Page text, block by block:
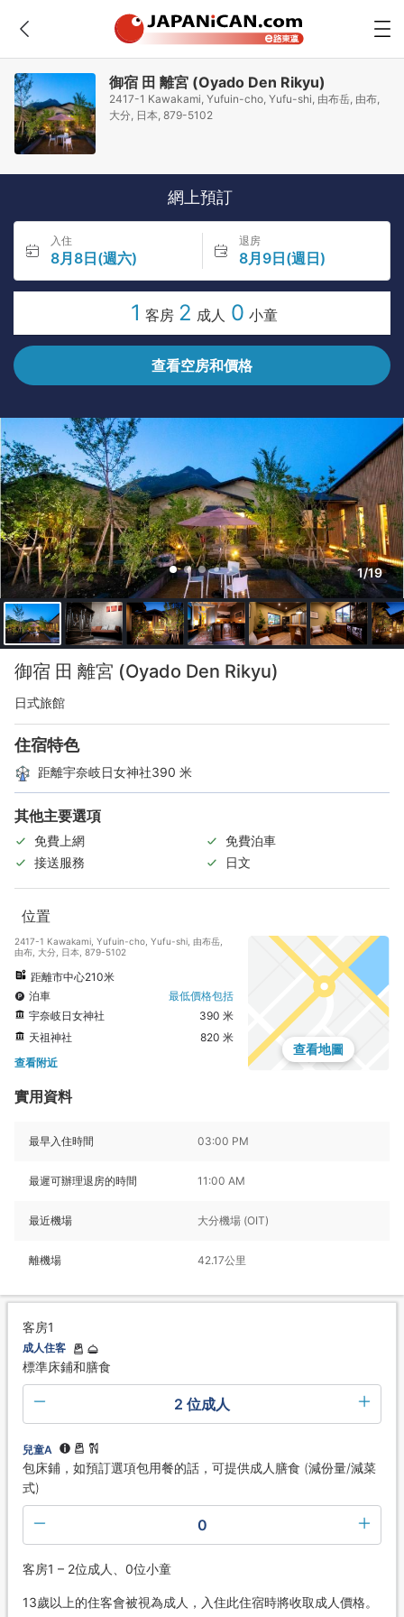
御宿 田 離宮 (Oyado Den Rikyu)
2417-1 Kawakami, Yufuin-cho, Yufu-shi, 由布岳, 由布,
大分, 日本, 879-5102
網上預訂
入住
8月8日(週六)
退房
8月9日(週日)
1 客房 2 成人 0 小童
查看空房和價格
1/19
御宿 田 離宮 (Oyado Den Rikyu)
日式旅館
住宿特色
距離宇奈岐日女神社390 米
其他主要選項
免費上網
免費泊車
接送服務
日文
位置
2417-1 Kawakami, Yufuin-cho, Yufu-shi, 由布岳,
由布, 大分, 日本, 879-5102
距離市中心210米
泊車
最低價格包括
宇奈岐日女神社
390 米
天祖神社
820 米
查看附近
查看地圖
實用資料
最早入住時間 03:00 PM
最遲可辦理退房的時間 11:00 AM
最近機場 大分機場 (OIT)
離機場 42.17公里
客房1
成人住客
標準床鋪和膳食
2 位成人
兒童A
包床鋪，如預訂選項包用餐的話，可提供成人膳食 (減份量/減菜
式)
0
客房1 – 2位成人、0位小童
13歲以上的住客會被視為成人，入住此住宿時將收取成人價格。